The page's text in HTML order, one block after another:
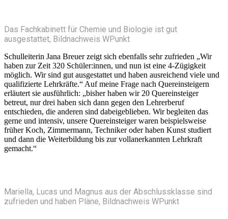
Das Fachkabinett für Chemie und Biologie ist gut
ausgestattet, Bildnachweis WPunkt
Schulleiterin Jana Breuer zeigt sich ebenfalls sehr zufrieden „Wir
haben zur Zeit 320 Schüler:innen, und nun ist eine 4-Zügigkeit
möglich. Wir sind gut ausgestattet und haben ausreichend viele und
qualifizierte Lehrkräfte.“ Auf meine Frage nach Quereinsteigern
erläutert sie ausführlich: „bisher haben wir 20 Quereinsteiger
betreut, nur drei haben sich dann gegen den Lehrerberuf
entschieden, die anderen sind dabeigeblieben. Wir begleiten das
gerne und intensiv, unsere Quereinsteiger waren beispielsweise
früher Koch, Zimmermann, Techniker oder haben Kunst studiert
und dann die Weiterbildung bis zur vollanerkannten Lehrkraft
gemacht.“
Mariella, Lucas und Magnus aus der Abschlussklasse sind
zufrieden und haben Pläne, Bildnachweis WPunkt